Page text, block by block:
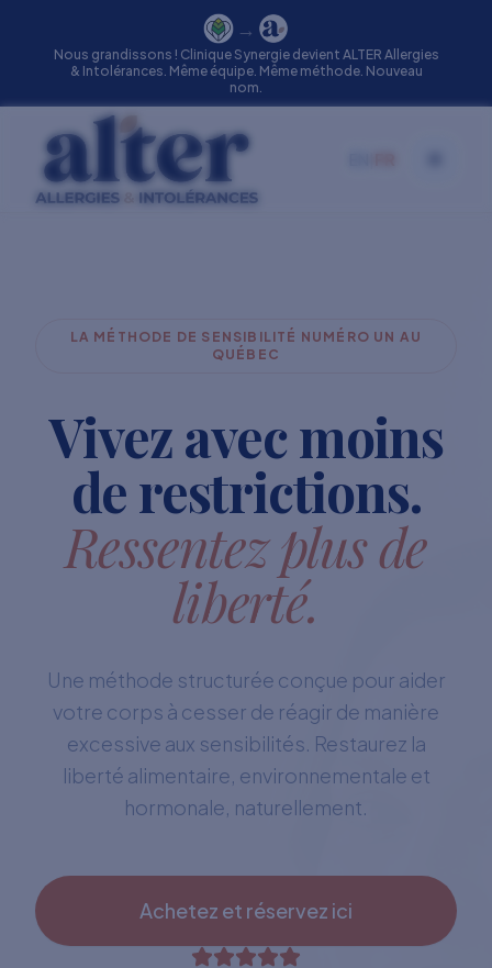
→
Nous grandissons ! Clinique Synergie devient ALTER Allergies
& Intolérances. Même équipe. Même méthode. Nouveau
nom.
LA MÉTHODE DE SENSIBILITÉ NUMÉRO UN AU
QUÉBEC
Vivez avec moins
de restrictions.
Ressentez plus de
liberté.
Une méthode structurée conçue pour aider
votre corps à cesser de réagir de manière
excessive aux sensibilités. Restaurez la
liberté alimentaire, environnementale et
hormonale, naturellement.
Achetez et réservez ici